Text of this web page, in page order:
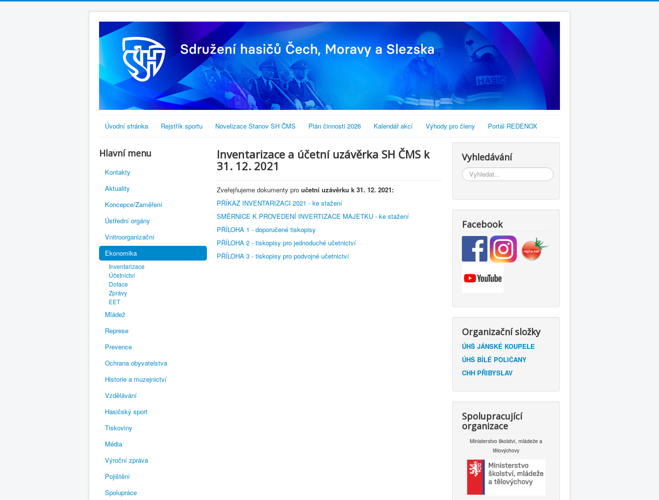
Úvodní stránka Rejstřík sportu Novelizace Stanov SH ČMS Plán činnosti 2026 Kalendář akcí Výhody pro členy Portál REDENOX
Hlavní menu
Kontakty
Aktuality
Koncepce/Zaměření
Ústřední orgány
Vnitroorganizační
Ekonomika
Inventarizace
Účetnictví
Dotace
Zprávy
EET
Mládež
Represe
Prevence
Ochrana obyvatelstva
Historie a muzejnictví
Vzdělávání
Hasičský sport
Tiskoviny
Média
Výroční zpráva
Pojištění
Spolupráce
Inventarizace a účetní uzávěrka SH ČMS k
31. 12. 2021
Zveřejňujeme dokumenty pro učetní uzávěrku k 31. 12. 2021:
PŘÍKAZ INVENTARIZACI 2021 - ke stažení
SMĚRNICE K PROVEDENÍ INVERTIZACE MAJETKU - ke stažení
PŘÍLOHA 1 - doporučené tiskopisy
PŘÍLOHA 2 - tiskopisy pro jednoduché učetnictví
PŘÍLOHA 3 - tiskopisy pro podvojné učetnictví
Vyhledávání
Vyhledávání...
Facebook
Organizační složky
ÚHŠ JÁNSKÉ KOUPELE
ÚHŠ BÍLÉ POLIČANY
CHH PŘIBYSLAV
Spolupracující
organizace
Ministerstvo školství, mládeže a
tělovýchovy